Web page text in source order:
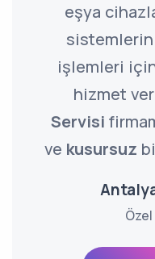
eşya
işlemleri
hizmet
Servisi
ve kusursuz